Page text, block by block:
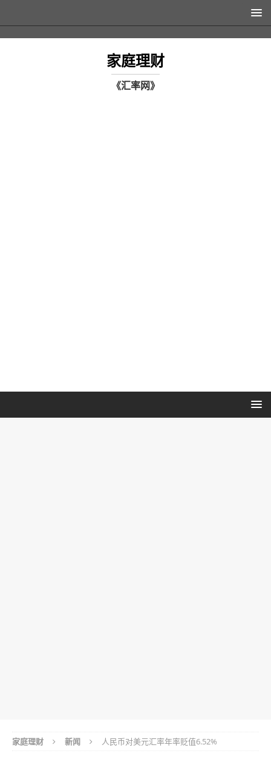
家庭理财
《汇率网》
家庭理财 新闻 人民币对美元汇率年率贬值6.52%